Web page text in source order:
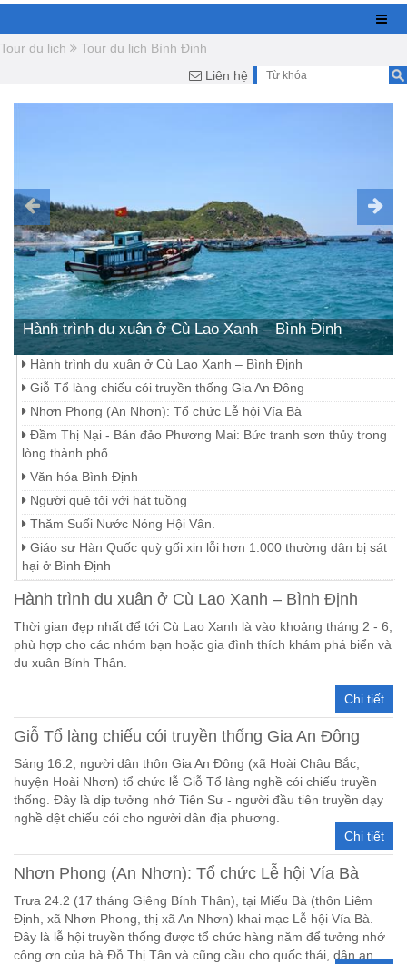
Tour du lịch
Tour du lịch Bình Định
Liên hệ
Hành trình du xuân ở Cù Lao Xanh – Bình Định
Hành trình du xuân ở Cù Lao Xanh – Bình Định
Giỗ Tổ làng chiếu cói truyền thống Gia An Đông
Nhơn Phong (An Nhơn): Tổ chức Lễ hội Vía Bà
Đầm Thị Nại - Bán đảo Phương Mai: Bức tranh sơn thủy trong
lòng thành phố
Văn hóa Bình Định
Người quê tôi với hát tuồng
Thăm Suối Nước Nóng Hội Vân.
Giáo sư Hàn Quốc quỳ gối xin lỗi hơn 1.000 thường dân bị sát
hại ở Bình Định
Hành trình du xuân ở Cù Lao Xanh – Bình Định
Thời gian đẹp nhất để tới Cù Lao Xanh là vào khoảng tháng 2 - 6,
phù hợp cho các nhóm bạn hoặc gia đình thích khám phá biển và
du xuân Bính Thân.
Chi tiết
Giỗ Tổ làng chiếu cói truyền thống Gia An Đông
Sáng 16.2, người dân thôn Gia An Đông (xã Hoài Châu Bắc,
huyện Hoài Nhơn) tổ chức lễ Giỗ Tổ làng nghề cói chiếu truyền
thống. Đây là dịp tưởng nhớ Tiên Sư - người đầu tiên truyền dạy
nghề dệt chiếu cói cho người dân địa phương.
Chi tiết
Nhơn Phong (An Nhơn): Tổ chức Lễ hội Vía Bà
Trưa 24.2 (17 tháng Giêng Bính Thân), tại Miếu Bà (thôn Liêm
Định, xã Nhơn Phong, thị xã An Nhơn) khai mạc Lễ hội Vía Bà.
Đây là lễ hội truyền thống được tổ chức hàng năm để tưởng nhớ
công ơn của bà Đỗ Thị Tân và cũng cầu cho quốc thái, dân an,